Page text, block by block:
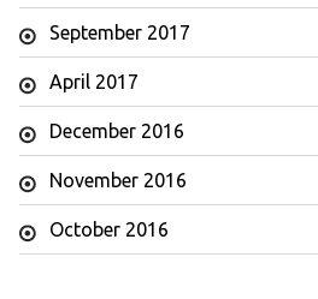
September 2017
April 2017
December 2016
November 2016
October 2016